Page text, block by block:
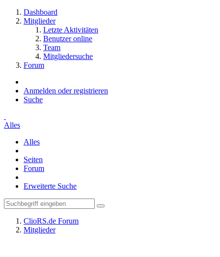
Dashboard
Mitglieder
Letzte Aktivitäten
Benutzer online
Team
Mitgliedersuche
Forum
Anmelden oder registrieren
Suche
Alles
Alles
Seiten
Forum
Erweiterte Suche
ClioRS.de Forum
Mitglieder